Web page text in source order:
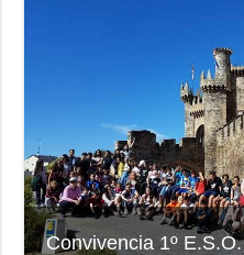
Convivencia 1º E.S.O.